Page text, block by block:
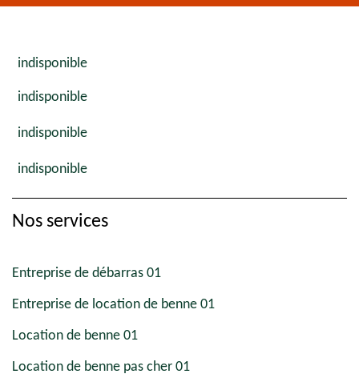
indisponible
indisponible
indisponible
indisponible
Nos services
Entreprise de débarras 01
Entreprise de location de benne 01
Location de benne 01
Location de benne pas cher 01